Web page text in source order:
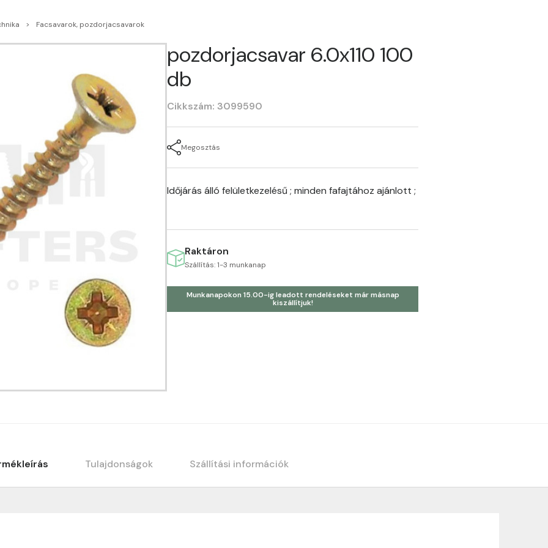
Facsavarok, pozdorjacsavarok
pozdorjacsavar 6.0x110 100
db
Cikkszám: 3099590
Megosztás
Időjárás álló felületkezelésű ; minden fafajtához ajánlott ;
Raktáron
Szállítás: 1-3 munkanap
Munkanapokon 15.00-ig leadott rendeléseket már másnap
kiszállítjuk!
Tulajdonságok Szállítási információk